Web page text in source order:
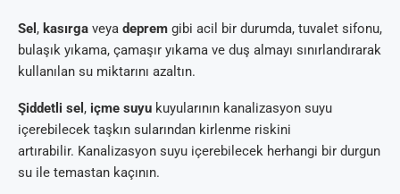
Sel , kasırga veya deprem gibi acil bir durumda, tuvalet sifonu,
bulaşık yıkama, çamaşır yıkama ve duş almayı sınırlandırarak
kullanılan su miktarını azaltın.
Şiddetli sel , içme suyu kuyularının kanalizasyon suyu
içerebilecek taşkın sularından kirlenme riskini
artırabilir. Kanalizasyon suyu içerebilecek herhangi bir durgun
su ile temastan kaçının.